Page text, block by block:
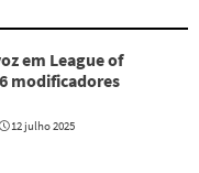
em League of
modificadores
12 julho 2025